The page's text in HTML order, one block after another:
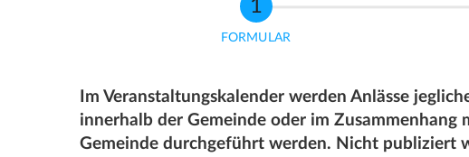
FORMULAR
Im Veranstaltungskalender werden Anlässe
innerhalb der Gemeinde oder im Zusammenhang
Gemeinde durchgeführt werden. Nicht publiziert